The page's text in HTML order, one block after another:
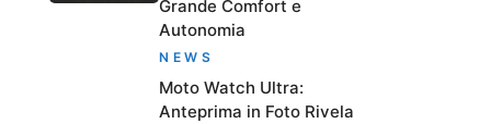
Grande Comfort e
Autonomia
NEWS
Moto Watch Ultra:
Anteprima in Foto Rivela